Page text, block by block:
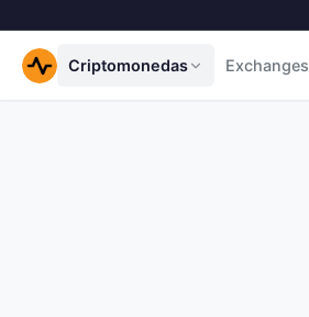
Criptomonedas Exchanges